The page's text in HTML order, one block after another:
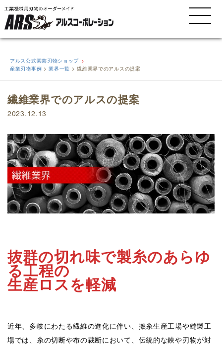
MENU
アルス公式園芸刃物ショップ
産業刃物事例 >業界一覧 >繊維業界でのアルスの提案
繊維業界でのアルスの提案
2023.12.13
抜群の切れ味で製糸のあらゆ
る工程の
生産ロスを軽減
近年、多岐にわたる繊維の進化に伴い、撚糸生産工場や縫製工
場では、糸の切断や布の裁断において、伝統的な鋏や刃物が対